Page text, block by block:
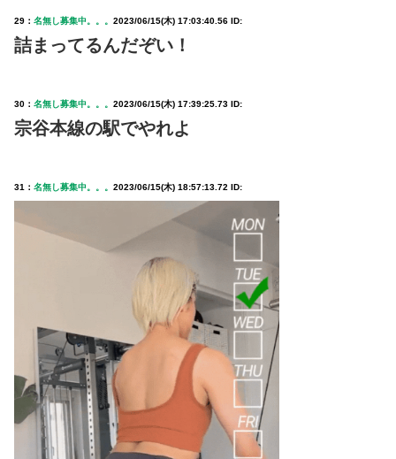
29： 名無し募集中。。。 2023/06/15(木) 17:03:40.56 ID:
詰まってるんだぞい！
30： 名無し募集中。。。 2023/06/15(木) 17:39:25.73 ID:
宗谷本線の駅でやれよ
31： 名無し募集中。。。 2023/06/15(木) 18:57:13.72 ID: